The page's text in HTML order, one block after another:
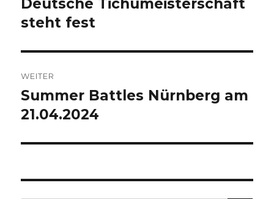
Deutsche Tichumeisterschaft
steht fest
WEITER
Nächster
Beitrag:
Summer Battles Nürnberg am
21.04.2024